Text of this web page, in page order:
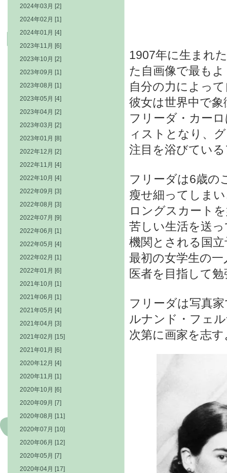
1907年に生まれ
た自画像で最も
自分の力によっ
彼女は世界中で
フリーダ・カー
ィストとなり、
注目を浴びてい
フリーダは6歳の
瘦せ細ってしま
ロングスカート
苦しい生活を送
機関とされる国
最初の女学生の
医者を目指して
フリーダは写真
ルナンド・フェ
次第に画家を志
2024年03月 [2]
2024年02月 [1]
2024年01月 [4]
2023年11月 [6]
2023年10月 [2]
2023年09月 [1]
2023年08月 [1]
2023年05月 [4]
2023年04月 [2]
2023年03月 [2]
2023年01月 [8]
2022年12月 [2]
2022年11月 [4]
2022年10月 [4]
2022年09月 [3]
2022年08月 [3]
2022年07月 [9]
2022年06月 [1]
2022年05月 [4]
2022年02月 [1]
2022年01月 [6]
2021年10月 [1]
2021年06月 [1]
2021年05月 [4]
2021年04月 [3]
2021年02月 [15]
2021年01月 [6]
2020年12月 [4]
2020年11月 [1]
2020年10月 [6]
2020年09月 [7]
2020年08月 [11]
2020年07月 [10]
2020年06月 [12]
2020年05月 [7]
2020年04月 [17]